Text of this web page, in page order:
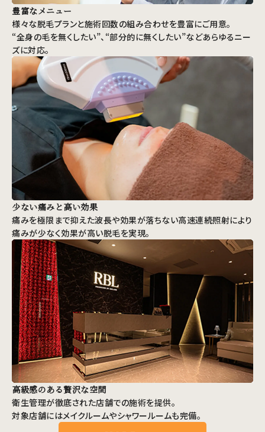
豊富なメニュー
様々な脱毛プランと施術回数の組み合わせを豊富にご用意。
“全身の毛を無くしたい”、“部分的に無くしたい”などあらゆるニー
ズに対応。
少ない痛みと高い効果
痛みを極限まで抑えた波長や効果が落ちない高速連続照射により
痛みが少なく効果が高い脱毛を実現。
高級感のある贅沢な空間
衛生管理が徹底された店舗での施術を提供。
対象店舗にはメイクルームやシャワールームも完備。